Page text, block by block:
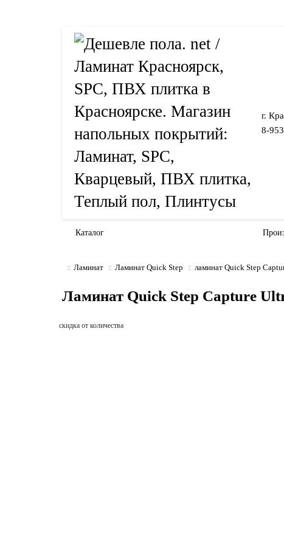
г.
8-
Каталог
Ламинат Ламинат Quick Step ламинат Quick Step
Ламинат Quick Step Capture
скидка от количества